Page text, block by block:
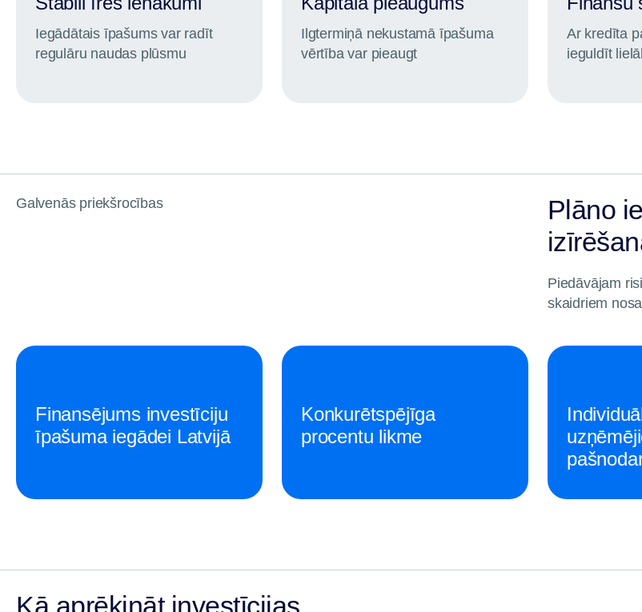
Iegādātais īpašums var radīt
regulāru naudas plūsmu
Ilgtermiņā nekustamā īpašuma
vērtība var pieaugt
Ar kredīta
ieguldīt
Galvenās priekšrocības
Plāno
Piedāvājam
skaidriem
Finansējums investīciju
īpašuma iegādei Latvijā
Konkurētspējīga
procentu likme
Kā aprēķināt investīcijas